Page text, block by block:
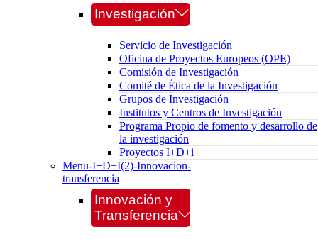
Investigación
Servicio de Investigación
Oficina de Proyectos Europeos (OPE)
Comisión de Investigación
Comité de Ética de la Investigación
Grupos de Investigación
Institutos y Centros de Investigación
Programa Propio de fomento y desarrollo de
la investigación
Proyectos I+D+i
Menu-I+D+I(2)-Innovacion-
transferencia
Innovación y
Transferencia